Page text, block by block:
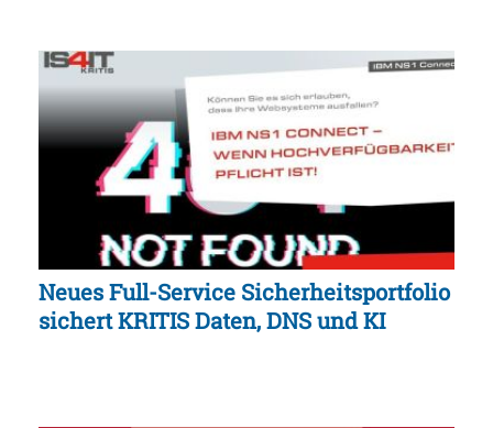
Neues Full-Service Sicherheitsportfolio
sichert KRITIS Daten, DNS und KI